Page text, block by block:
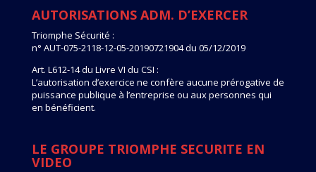
AUTORISATIONS ADM. D’EXERCER
Triomphe Sécurité :
n° AUT-075-2118-12-05-20190721904 du 05/12/2019
Art. L612-14 du Livre VI du CSI :
L’autorisation d’exercice ne confère aucune prérogative de
puissance publique à l’entreprise ou aux personnes qui
en bénéficient.
LE GROUPE TRIOMPHE SECURITE EN
VIDEO